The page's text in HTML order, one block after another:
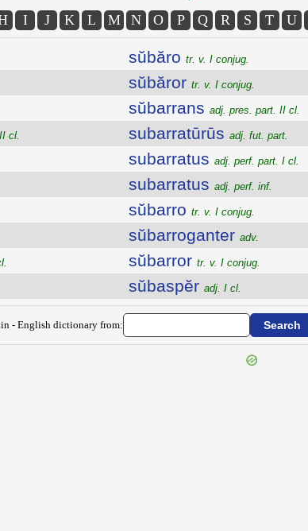
I J K L M N O P Q R S T U
cl.
sŭbăro tr. v. I conjug.
sŭbăror tr. v. I conjug.
sŭbarrans adj. pres. part. II cl.
subarratūrūs adj. fut. part.
subarratus adj. perf. part. I cl.
subarratus adj. perf. inf.
sŭbarro tr. v. I conjug.
sŭbarroganter adv.
sŭbarror tr. v. I conjug.
sŭbaspĕr adj. I cl.
- English dictionary from: